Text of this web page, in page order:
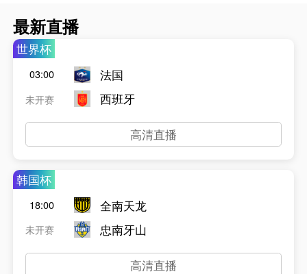
最新直播
世界杯
03:00
未开赛
法国
西班牙
高清直播
韩国杯
18:00
未开赛
全南天龙
忠南牙山
高清直播